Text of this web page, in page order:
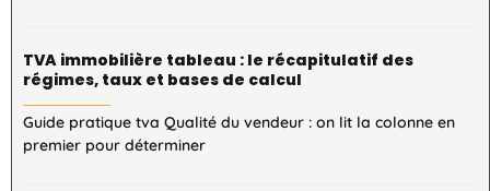
TVA immobilière tableau : le récapitulatif des
régimes, taux et bases de calcul
Guide pratique tva Qualité du vendeur : on lit la colonne en
premier pour déterminer